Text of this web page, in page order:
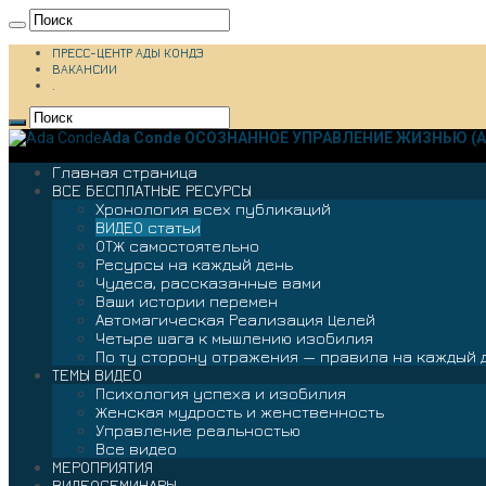
ПРЕСС-ЦЕНТР АДЫ КОНДЭ
ВАКАНСИИ
.
Ada Conde ОСОЗНАННОЕ УПРАВЛЕНИЕ ЖИЗНЬЮ
Главная страница
ВСЕ БЕСПЛАТНЫЕ РЕСУРСЫ
Хронология всех публикаций
ВИДЕО статьи
ОТЖ самостоятельно
Ресурсы на каждый день
Чудеса, рассказанные вами
Ваши истории перемен
Автомагическая Реализация Целей
Четыре шага к мышлению изобилия
По ту сторону отражения — правила на каждый
ТЕМЫ ВИДЕО
Психология успеха и изобилия
Женская мудрость и женственность
Управление реальностью
Все видео
МЕРОПРИЯТИЯ